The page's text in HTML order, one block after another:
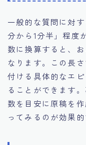
一般的な質問に対
分から1分半」程度
数に換算すると、
なります。この長
付ける具体的なエ
ることができます
数を目安に原稿を
ってみるのが効果的